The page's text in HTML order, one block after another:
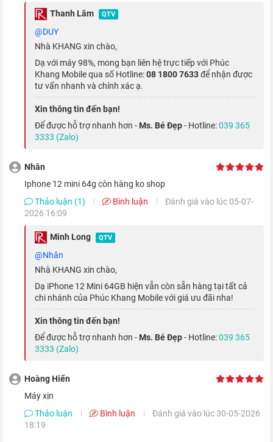
Nhưng nếu nhìn vào mặt tích cực thì đây cũng là điểm mạnh
của máy, vì nhờ màn hình nhỏ nên máy cũng nhỏ gọn hơn, giúp
bạn có thể dễ dàng đặt trong túi áo, quần hơn so với màn hình
6.1 inch của iPhone 12 tiêu chuẩn và 12 Pro, hay 6.7 inch trên
iPhone 12 Pro Max
Ngoài ra, mặt trước của thiết bị được phủ thêm một lớp kính
bảo vệ có tên Ceramic Shield - vật liệu kết hợp giữa thủy tinh
và gốm, giúp bảo vệ khỏi va đập tốt hơn đến bốn lần.
Thanh Lâm QTV
@DUY
Nhà KHANG xin chào,
Dạ với máy 98%, mong bạn liên hệ trực tiếp với Phúc
Khang Mobile qua số Hotline:08 1800 7633để nhận được
tư vấn nhanh và chính xác ạ.
Xin thông tin đến bạn!
Để được hỗ trợ nhanh hơn - Ms. Bé Đẹp- Hotline:039 365
3333 (Zalo)
Nhân
iphone 12 mini 64g còn hàng ko shop
Thảo luận (1)
Bình luận
Đánh giá vào lúc 05-07-
2026 16:09
Minh Long QTV
@Nhân
Nhà KHANG xin chào,
Dạ iPhone 12 Mini 64GB hiện vẫn còn sẵn hàng tại tất cả
chi nhánh của Phúc Khang Mobile với giá ưu đãi nha!
Xin thông tin đến bạn!
Để được hỗ trợ nhanh hơn - Ms. Bé Đẹp- Hotline:039 365
3333 (Zalo)
Hoàng Hiển
Máy xịn
Thảo luận
Bình luận
Đánh giá vào lúc 30-05-2026
18:19